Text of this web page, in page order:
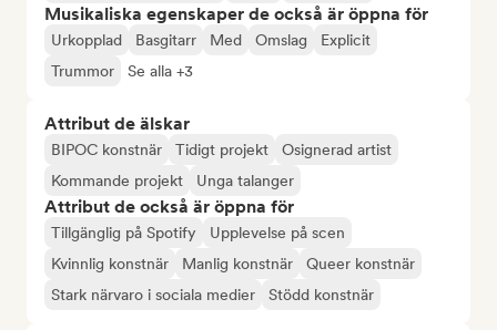
Musikaliska egenskaper de också är öppna för
Urkopplad Basgitarr Med Omslag
Explicit
Trummor
Se alla +3
Attribut de älskar
BIPOC konstnär Tidigt projekt
Osignerad artist
Kommande projekt
Unga talanger
Attribut de också är öppna för
Tillgänglig på Spotify
Upplevelse på scen
Kvinnlig konstnär
Manlig konstnär
Queer konstnär
Stark närvaro i sociala medier
Stödd konstnär